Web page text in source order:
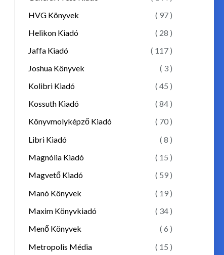
HVG Könyvek
( 97 )
Helikon Kiadó
( 28 )
Jaffa Kiadó
( 117 )
Joshua Könyvek
( 3 )
Kolibri Kiadó
( 45 )
Kossuth Kiadó
( 84 )
Könyvmolyképző Kiadó
( 70 )
Libri Kiadó
( 8 )
Magnólia Kiadó
( 15 )
Magvető Kiadó
( 59 )
Manó Könyvek
( 19 )
Maxim Könyvkiadó
( 34 )
Menő Könyvek
( 6 )
Metropolis Média
( 15 )